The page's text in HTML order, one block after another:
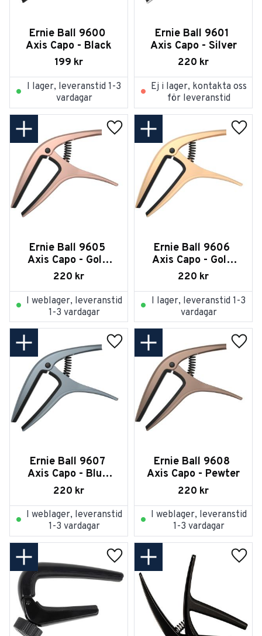
Ernie Ball 9600
Axis Capo - Black
199 kr
I lager, leveranstid 1-3
vardagar
Ernie Ball 9601
Axis Capo - Silver
220 kr
Ej i lager, kontakta oss
för leveranstid
Ernie Ball 9605
Axis Capo - Gold
Rose Satin
220 kr
Lägg till i favoriter
I weblager, leveranstid
1-3 vardagar
Ernie Ball 9606
Axis Capo - Gold
Satin
220 kr
I lager, leveranstid 1-3
vardagar
Ernie Ball 9607
Axis Capo - Blue
Steel
220 kr
Lägg till i favoriter
I weblager, leveranstid
1-3 vardagar
Ernie Ball 9608
Axis Capo - Pewter
220 kr
I weblager, leveranstid
1-3 vardagar
Lägg till i favoriter